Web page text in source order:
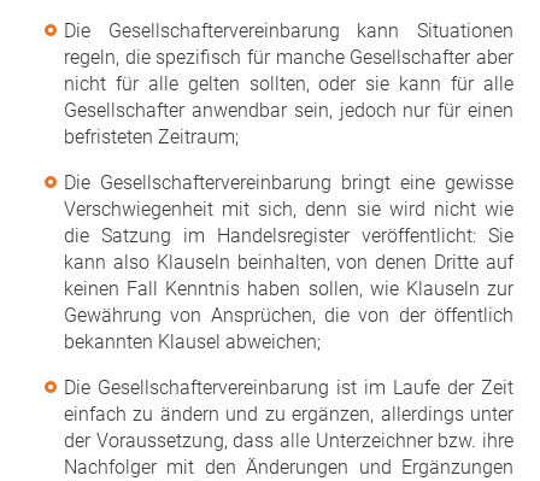
Die Gesellschaftervereinbarung kann Situationen
regeln, die spezifisch für manche Gesellschafter aber
nicht für alle gelten sollten, oder sie kann für alle
Gesellschafter anwendbar sein, jedoch nur für einen
befristeten Zeitraum;
Die Gesellschaftervereinbarung bringt eine gewisse
Verschwiegenheit mit sich, denn sie wird nicht wie
die Satzung im Handelsregister veröffentlicht: Sie
kann also Klauseln beinhalten, von denen Dritte auf
keinen Fall Kenntnis haben sollen, wie Klauseln zur
Gewährung von Ansprüchen, die von der öffentlich
bekannten Klausel abweichen;
Die Gesellschaftervereinbarung ist im Laufe der Zeit
einfach zu ändern und zu ergänzen, allerdings unter
der Voraussetzung, dass alle Unterzeichner bzw. ihre
Nachfolger mit den Änderungen und Ergänzungen